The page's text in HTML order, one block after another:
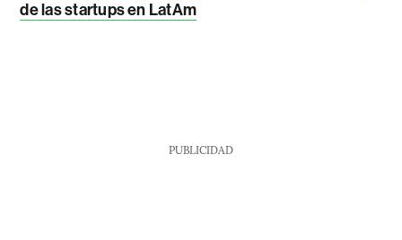
de las startups en LatAm
PUBLICIDAD